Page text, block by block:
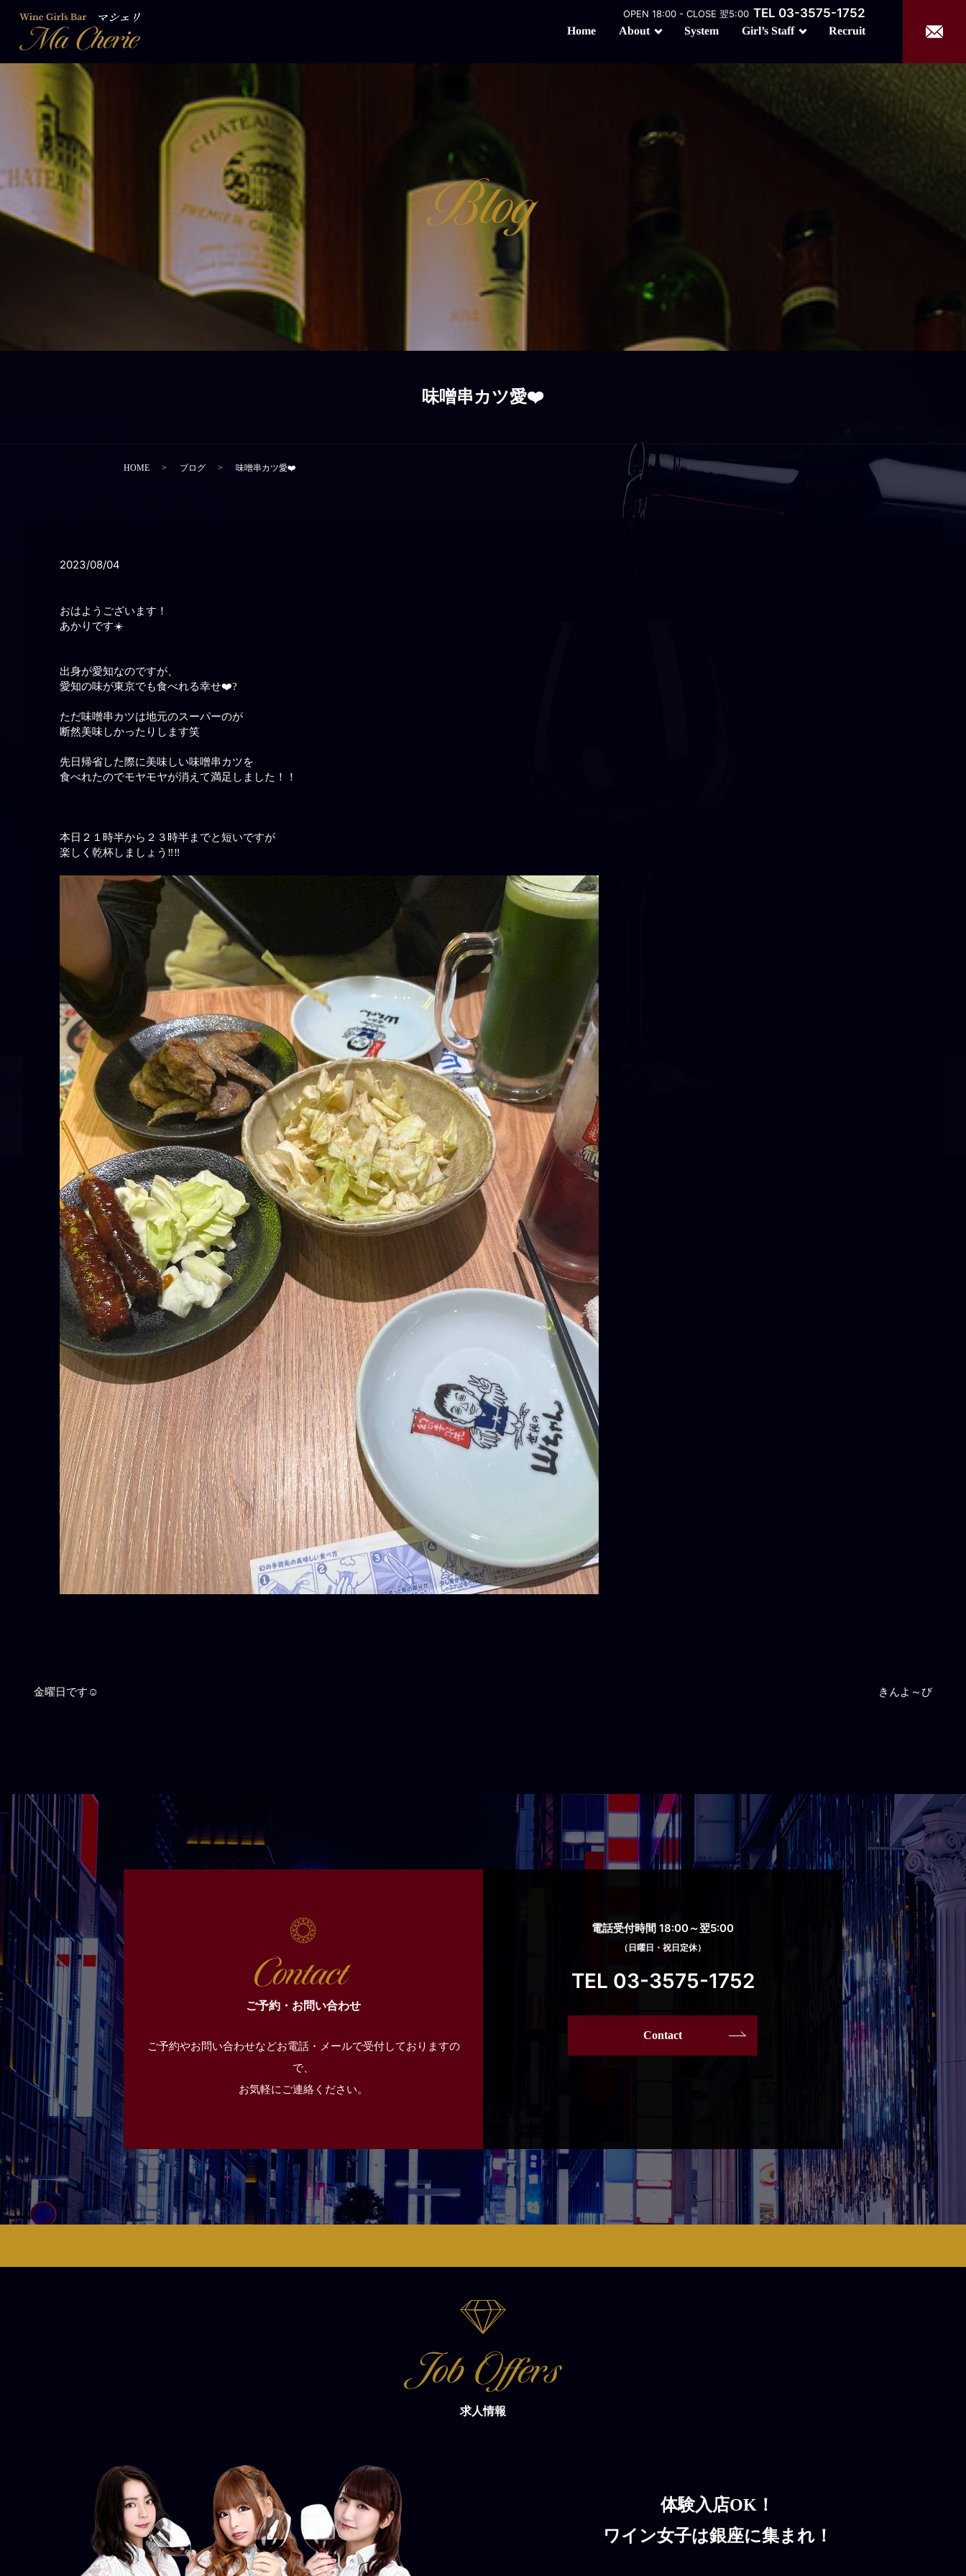
OPEN 18:00 - CLOSE 翌5:00 TEL 03-3575-1752
Home About System Girl’s Staff Recruit
味噌串カツ愛❤️
HOME ブログ 味噌串カツ愛❤️
2023/08/04
おはようございます！
あかりです☀️
出身が愛知なのですが、
愛知の味が東京でも食べれる幸せ❤️‍?
ただ味噌串カツは地元のスーパーのが
断然美味しかったりします笑
先日帰省した際に美味しい味噌串カツを
食べれたのでモヤモヤが消えて満足しました！！
本日２１時半から２３時半までと短いですが
楽しく乾杯しましょう‼️‼️
金曜日です☺️ きんよ～び
ご予約・お問い合わせ
ご予約やお問い合わせなどお電話・メールで受付しておりますの
で、
お気軽にご連絡ください。
電話受付時間 18:00～翌5:00
（日曜日・祝日定休）
TEL 03-3575-1752
Contact
求人情報
体験入店OK！
ワイン女子は銀座に集まれ！